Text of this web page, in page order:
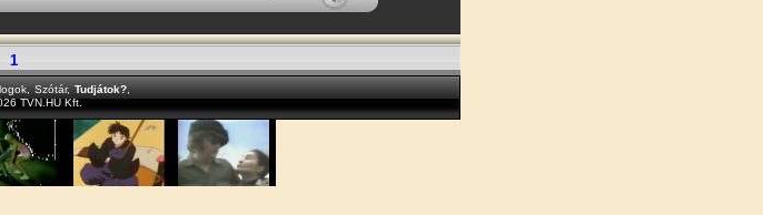
1
Szótár, Tudjátok?
TVN.HU Kft.